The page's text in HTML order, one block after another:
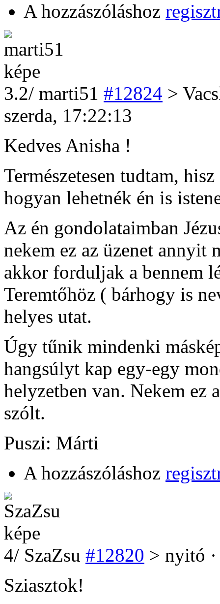
A hozzászóláshoz
3.2/ marti51 #12824 >
szerda, 17:22:13
Kedves Anisha !
Természetesen tudtam,
hogyan lehetnék én is
Az én gondolataimban
nekem ez az üzenet annyit
akkor forduljak a bennem
Teremtőhöz ( bárhogy is
helyes utat.
Úgy tűnik mindenki
hangsúlyt kap egy-egy
helyzetben van. Nekem ez
szólt.
Puszi: Márti
A hozzászóláshoz
4/ SzaZsu #12820 > nyitó
Sziasztok!